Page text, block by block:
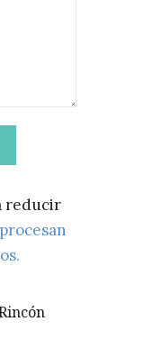
reducir